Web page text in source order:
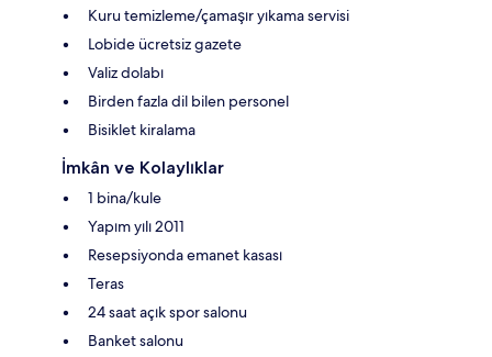
Kuru temizleme/çamaşır yıkama servisi
Lobide ücretsiz gazete
Valiz dolabı
Birden fazla dil bilen personel
Bisiklet kiralama
İmkân ve Kolaylıklar
1 bina/kule
Yapım yılı 2011
Resepsiyonda emanet kasası
Teras
24 saat açık spor salonu
Banket salonu